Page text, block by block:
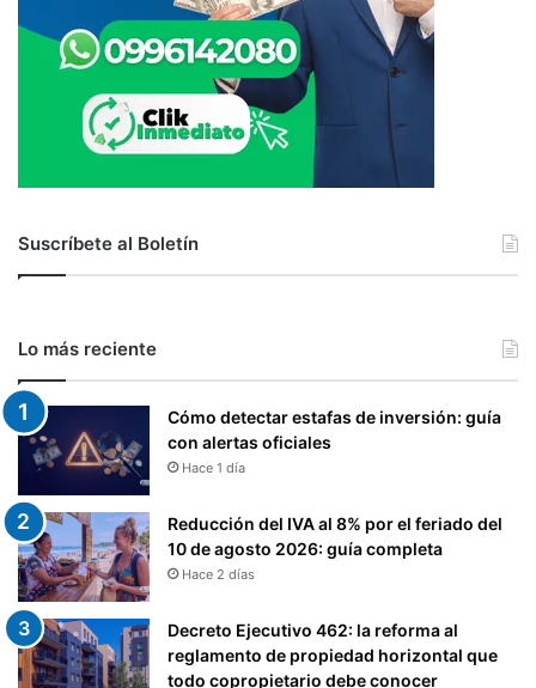
Suscríbete al Boletín
Lo más reciente
Cómo detectar estafas de inversión: guía
con alertas oficiales
Hace 1 día
Reducción del IVA al 8% por el feriado del
10 de agosto 2026: guía completa
Hace 2 días
Decreto Ejecutivo 462: la reforma al
reglamento de propiedad horizontal que
todo copropietario debe conocer